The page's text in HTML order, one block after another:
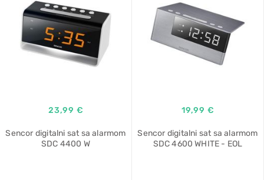
23,99 €
Sencor digitalni sat sa alarmom
SDC 4400 W
19,99 €
Sencor digitalni sat sa alarmom
SDC 4600 WHITE - EOL